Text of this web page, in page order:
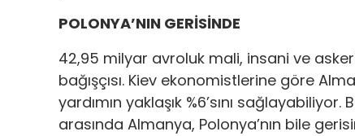
POLONYA’NIN GERİSİNDE
42,95 milyar avroluk mali, insani ve
bağışçısı. Kiev ekonomistlerine göre
yardımın yaklaşık %6’sını
arasında Almanya, Polonya’nın bile